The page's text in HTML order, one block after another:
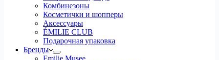
Комбинезоны
Косметички и шопперы
Аксессуары
ÉMILIE CLUB
Подарочная упаковка
Бренды
Emilie Musee